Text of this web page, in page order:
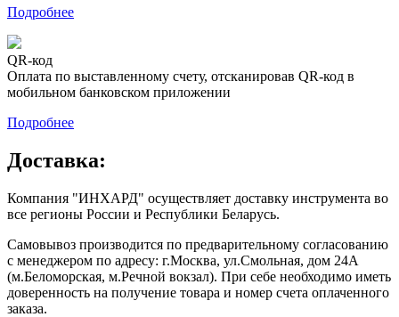
Подробнее
QR-код
Оплата по выставленному счету, отсканировав QR-код в
мобильном банковском приложении
Подробнее
Доставка:
Компания "ИНХАРД" осуществляет доставку инструмента во
все регионы России и Республики Беларусь.
Самовывоз производится по предварительному согласованию
с менеджером по адресу: г.Москва, ул.Смольная, дом 24А
(м.Беломорская, м.Речной вокзал). При себе необходимо иметь
доверенность на получение товара и номер счета оплаченного
заказа.